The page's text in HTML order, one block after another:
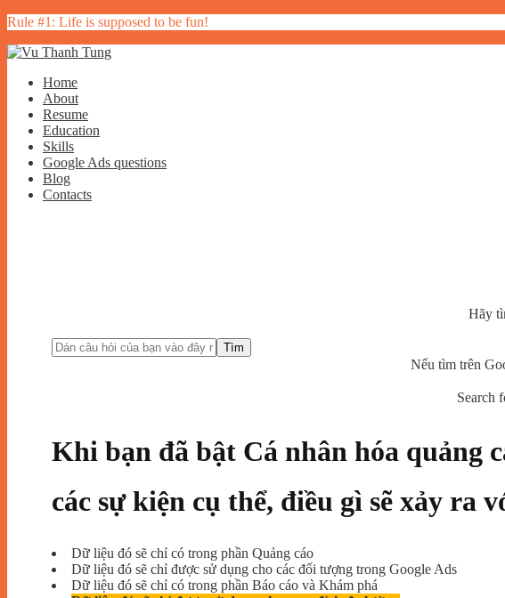
Rule #1: Life is supposed to be fun!
Home
About
Resume
Education
Skills
Google Ads questions
Blog
Contacts
Hãy
Tìm
Nếu tìm trên
Search
Khi bạn đã bật Cá nhân hóa quảng
các sự kiện cụ thể, điều gì sẽ xảy ra
Dữ liệu đó sẽ chỉ có trong phần Quảng cáo
Dữ liệu đó sẽ chỉ được sử dụng cho các đối tượng trong Google Ads
Dữ liệu đó sẽ chỉ có trong phần Báo cáo và Khám phá